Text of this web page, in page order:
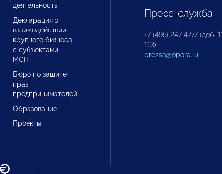
деятельность
Декларация о
взаимодействии
крупного бизнеса
с субъектами
МСП
Бюро по защите
прав
предпринимателей
Образование
Проекты
Пресс-служба
+7 (495) 247 4777 (доб.
113)
pressa@opora.ru